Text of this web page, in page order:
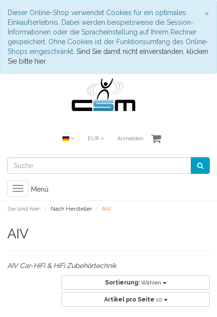
×
Dieser Online-Shop verwendet Cookies für ein optimales
Einkaufserlebnis. Dabei werden beispielsweise die Session-
Informationen oder die Spracheinstellung auf Ihrem Rechner
gespeichert. Ohne Cookies ist der Funktionsumfang des Online-
Shops eingeschränkt. Sind Sie damit nicht einverstanden, klicken
Sie bitte hier.
EUR Anmelden
Toggle
navigation
Menü
Sie sind hier: Nach Hersteller AIV
AIV
AIV Car-HiFi & HiFi Zubehörtechnik
Sortierung: Wählen
Artikel pro Seite 10